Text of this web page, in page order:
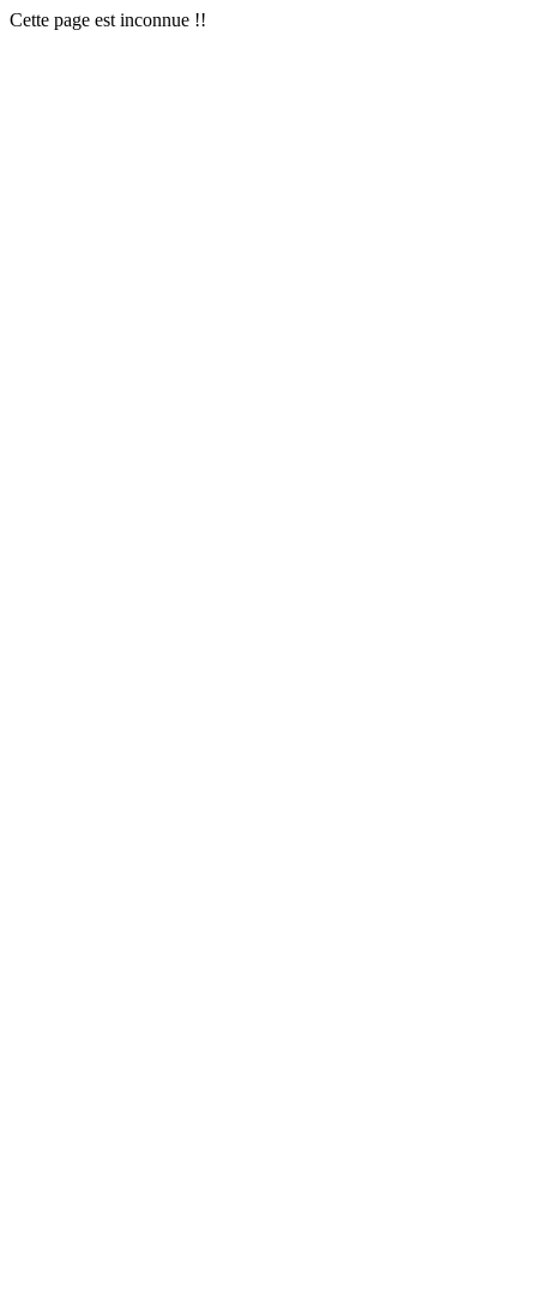
Cette page est inconnue !!